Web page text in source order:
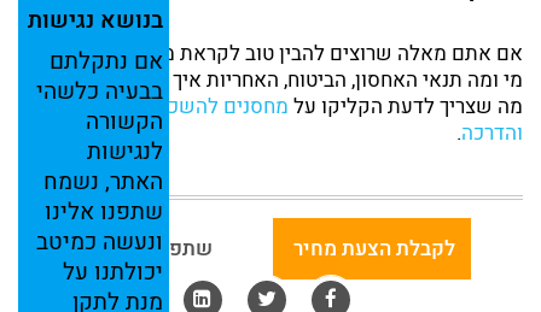
בנושא נגישות
אם נתקלתם
בבעיה כלשהי
הקשורה
לנגישות
האתר, נשמח
שתפנו אלינו
ונעשה כמיטב
יכולתנו על
מנת לתקן
אם אתם מאלה שרוצים להבין טוב לקראת מה הולכים, מי נגד
מי ומה תנאי האחסון, הביטוח, האחריות איך מחשבים נפח, וכל
מה שצריך לדעת הקליקו על מחסנים להשכרה הנחיות
והדרכה.
לקבלת הצעת מחיר שתפו באמצעות: